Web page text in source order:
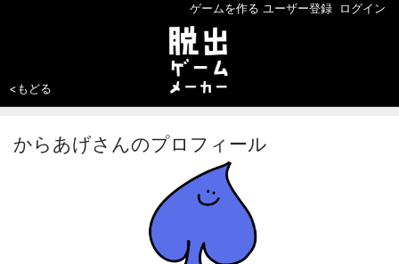
ゲームを作る ユーザー登録 ログイン
<もどる
からあげさんのプロフィール